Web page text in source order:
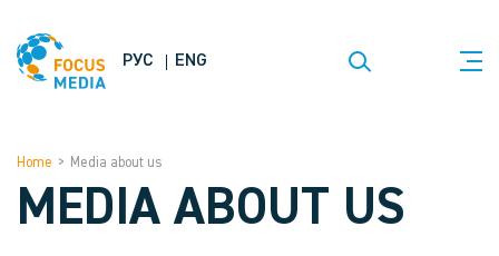
РУС ENG
Home > Media about us
MEDIA ABOUT US